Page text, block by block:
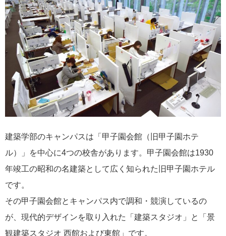
建築学部のキャンパスは「甲子園会館（旧甲子園ホテ
ル）」を中心に4つの校舎があります。甲子園会館は1930
年竣工の昭和の名建築として広く知られた旧甲子園ホテル
です。
その甲子園会館とキャンパス内で調和・競演しているの
が、現代的デザインを取り入れた「建築スタジオ」と「景
観建築スタジオ 西館および東館」です。